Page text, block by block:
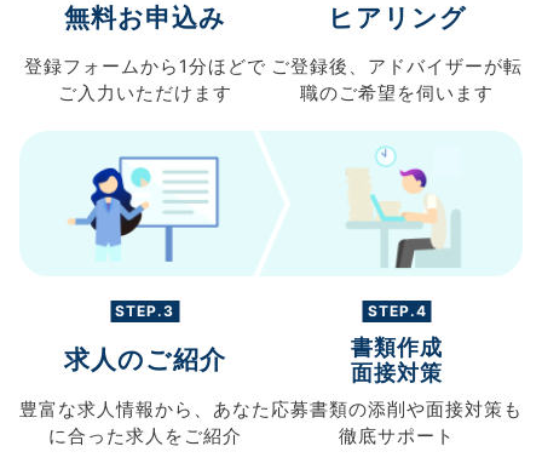
無料お申込み
登録フォームから 1分ほどで
ご入力 いただけます
ヒアリング
ご登録後、 アドバイザーが転
職のご希望を伺います
STEP.3
求人のご紹介
豊富な求人情報から、 あなた
に合った求人を ご紹介
STEP.4
書類作成
面接対策
応募書類の添削や面接対策も
徹底サポート